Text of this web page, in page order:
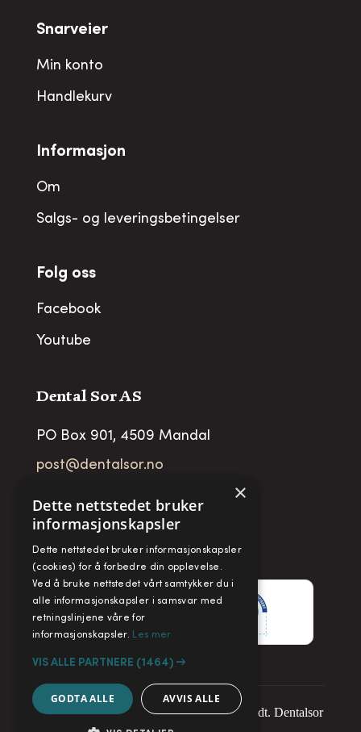
Snarveier
Min konto
Handlekurv
Informasjon
Om
Salgs- og leveringsbetingelser
Folg oss
Facebook
Youtube
Dental Sor AS
PO Box 901, 4509 Mandal
post@dentalsor.no
Telefon: +47 38 27 88 88
Fax: + 47 38 27 88 89
Copyright © 2025. Alle rettigheter forbeholdt. Dentalsor
×
Dette nettstedet bruker
informasjonskapsler
Dette nettstedet bruker informasjonskapsler
(cookies) for å forbedre din opplevelse.
Ved å bruke nettstedet vårt samtykker du i
alle informasjonskapsler i samsvar med
retningslinjene våre for
informasjonskapsler. Les mer
VIS ALLE PARTNERE (1464) →
GODTA ALLE AVVIS ALLE